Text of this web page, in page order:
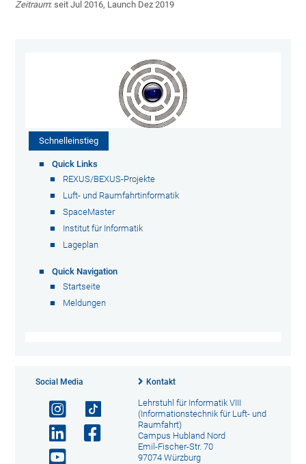
Zeitraum: seit Jul 2016, Launch Dez 2019
Schnelleinstieg
Quick Links
REXUS/BEXUS-Projekte
Luft- und Raumfahrtinformatik
SpaceMaster
Institut für Informatik
Lageplan
Quick Navigation
Startseite
Meldungen
Social Media Kontakt
Lehrstuhl für Informatik VIII
(Informationstechnik für Luft- und
Raumfahrt)
Campus Hubland Nord
Emil-Fischer-Str. 70
97074 Würzburg